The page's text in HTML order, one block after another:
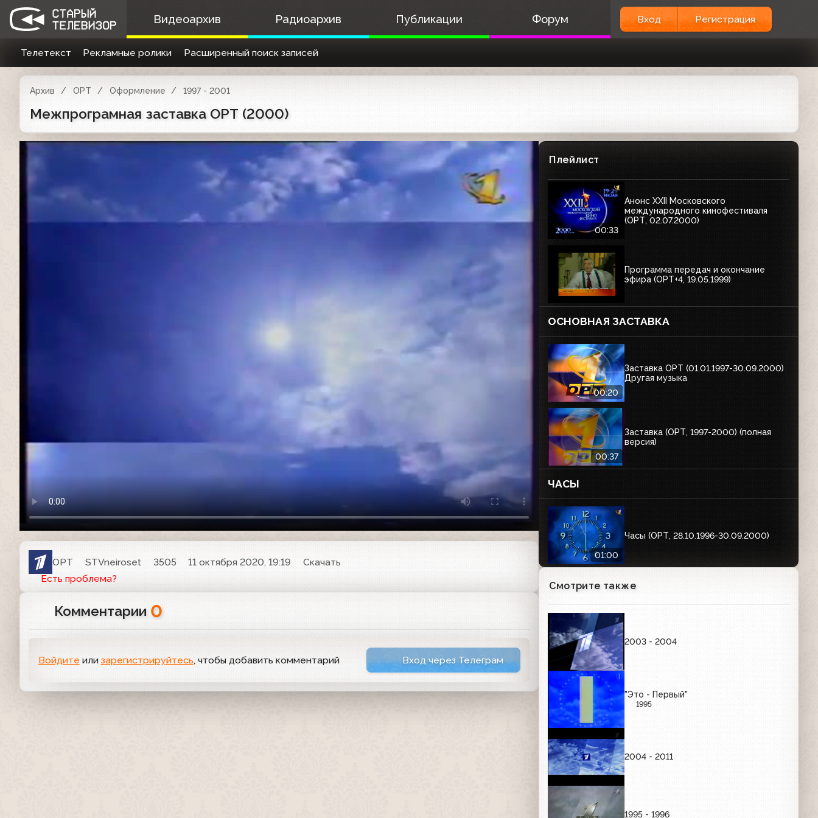
Видеоархив Радиоархив Публикации Форум Вход Регистрация
Телетекст Рекламные ролики Расширенный поиск записей
Архив ОРТ Оформление 1997 - 2001
Межпрограмная заставка ОРТ (2000)
ОРТ STVneiroset 3505 11 октября 2020, 19:19
Скачать
Есть проблема?
Комментарии 0
Войдите или зарегистрируйтесь, чтобы добавить комментарий Вход через Телеграм
Плейлист
00:33
Анонс XXII Московского
международного кинофестиваля
(ОРТ, 02.07.2000)
Программа передач и окончание
эфира (ОРТ+4, 19.05.1999)
ОСНОВНАЯ ЗАСТАВКА
00:20
Заставка ОРТ (01.01.1997-30.09.2000)
Другая музыка
00:37
Заставка (ОРТ, 1997-2000) (полная
версия)
ЧАСЫ
01:00
Часы (ОРТ, 28.10.1996-30.09.2000)
01:01
Утренние
01:01
РЕКЛАМНЫЕ ЗАСТАВКИ (ЯНВАРЬ-СЕНТЯБРЬ
1997)
00:36
Смотрите также
2003 - 2004
"Это - Первый"
1995
2004 - 2011
1995 - 1996